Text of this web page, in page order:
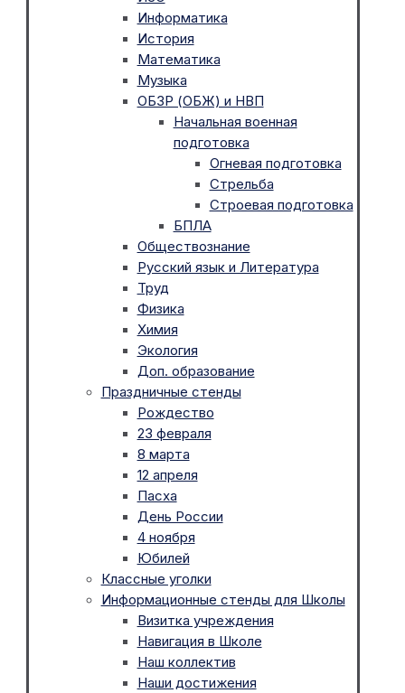
Информатика
История
Математика
Музыка
ОБЗР (ОБЖ) и НВП
Начальная военная
подготовка
Огневая подготовка
Стрельба
Строевая подготовка
БПЛА
Обществознание
Русский язык и Литература
Труд
Физика
Химия
Экология
Доп. образование
Праздничные стенды
Рождество
23 февраля
8 марта
12 апреля
Пасха
День России
4 ноября
Юбилей
Классные уголки
Информационные стенды для Школы
Визитка учреждения
Навигация в Школе
Наш коллектив
Наши достижения